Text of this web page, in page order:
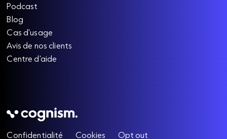
Podcast
Blog
Cas d'usage
Avis de nos clients
Centre d'aide
Confidentialité Cookies Opt out